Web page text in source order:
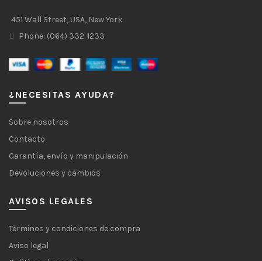
451 Wall Street, USA, New York
Phone: (064) 332-1233
¿NECESITAS AYUDA?
Sobre nosotros
Contacto
Garantía, envío y manipulación
Devoluciones y cambios
AVISOS LEGALES
Términos y condiciones de compra
Aviso legal